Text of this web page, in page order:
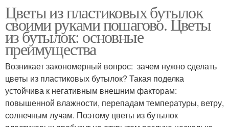
Цветы из пластиковых бутылок
своими руками пошагово. Цветы
из бутылок: основные
преимущества
Возникает закономерный вопрос: зачем нужно сделать
цветы из пластиковых бутылок? Такая поделка
устойчива к негативным внешним факторам:
повышенной влажности, перепадам температуры, ветру,
солнечным лучам. Поэтому цветы из бутылок